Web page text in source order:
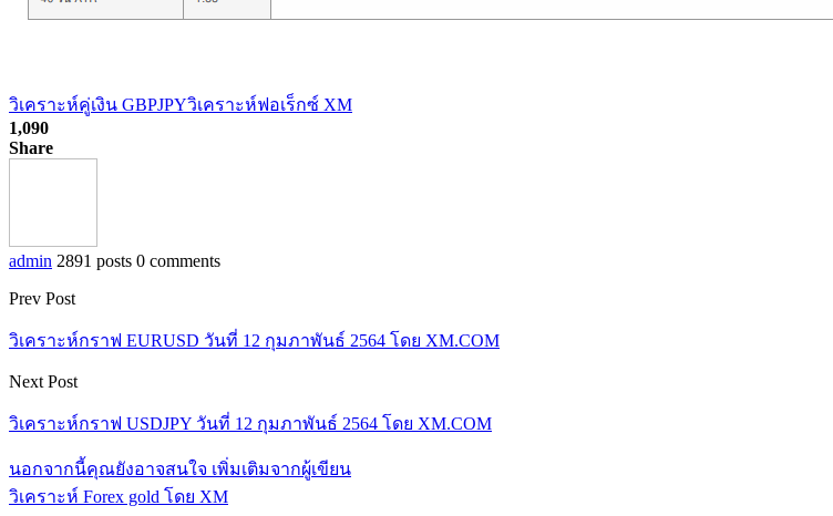
วิเคราะห์คู่เงิน GBPJPYวิเคราะห์ฟอเร็กซ์ XM
1,090
Share
admin 2891 posts 0 comments
Prev Post
วิเคราะห์กราฟ EURUSD วันที่ 12 กุมภาพันธ์ 2564 โดย XM.COM
Next Post
วิเคราะห์กราฟ USDJPY วันที่ 12 กุมภาพันธ์ 2564 โดย XM.COM
นอกจากนี้คุณยังอาจสนใจ เพิ่มเติมจากผู้เขียน
วิเคราะห์ Forex gold โดย XM